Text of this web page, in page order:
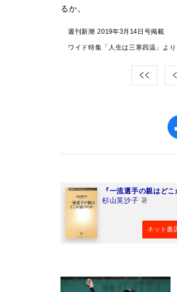
るか。
週刊新潮 2019年3月14日号掲載
ワイド特集「人生は三寒四温」より
『一流選手の親はどこ
杉山芙沙子 著
ネット書